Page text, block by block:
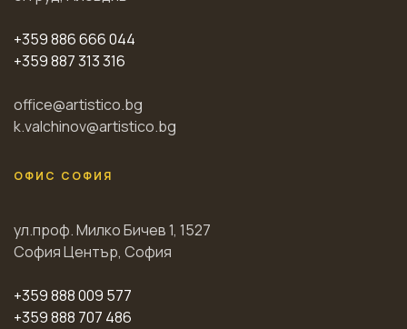
+359 886 666 044
+359 887 313 316
office@artistico.bg
k.valchinov@artistico.bg
ОФИС СОФИЯ
ул.проф. Милко Бичев 1, 1527
София Център, София
+359 888 009 577
+359 888 707 486